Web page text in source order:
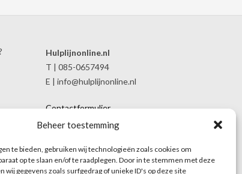
Beheer toestemming
te bieden, gebruiken wij technologieën zoals cookies om
op te slaan en/of te raadplegen. Door in te stemmen met deze
wij gegevens zoals surfgedrag of unieke ID's op deze site
Hulplijnonline.nl
T | 085-0657494
E | info@hulplijnonline.nl
Contactformulier
Over Hulplijnonline.nl